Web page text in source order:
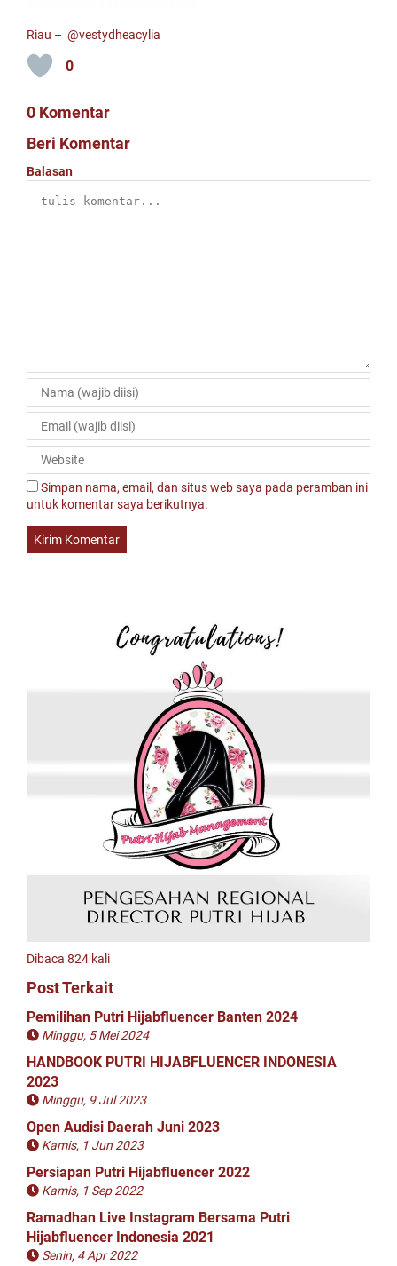
Riau – @vestydheacylia
0
0 Komentar
Beri Komentar
Balasan
Simpan nama, email, dan situs web saya pada peramban ini
untuk komentar saya berikutnya.
Dibaca 824 kali
Post Terkait
Pemilihan Putri Hijabfluencer Banten 2024
Minggu, 5 Mei 2024
HANDBOOK PUTRI HIJABFLUENCER INDONESIA
2023
Minggu, 9 Jul 2023
Open Audisi Daerah Juni 2023
Kamis, 1 Jun 2023
Persiapan Putri Hijabfluencer 2022
Kamis, 1 Sep 2022
Ramadhan Live Instagram Bersama Putri
Hijabfluencer Indonesia 2021
Senin, 4 Apr 2022